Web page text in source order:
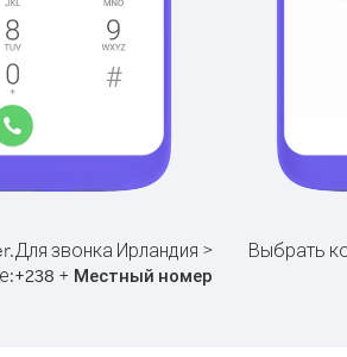
Для звонка Ирландия >
+238 + Местный номер
Выбрать